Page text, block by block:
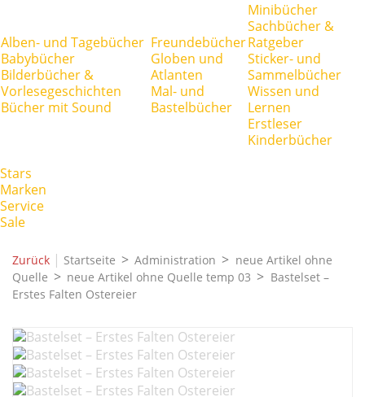
Alben- und Tagebücher
Babybücher
Bilderbücher &
Vorlesegeschichten
Bücher mit Sound
Freundebücher
Globen und
Atlanten
Mal- und
Bastelbücher
Minibücher
Sachbücher &
Ratgeber
Sticker- und
Sammelbücher
Wissen und
Lernen
Erstleser
Kinderbücher
Stars
Marken
Service
Sale
Zurück | Startseite Administration
neue Artikel ohne
Quelle
neue Artikel ohne Quelle temp 03
Bastelset –
Erstes Falten Ostereier